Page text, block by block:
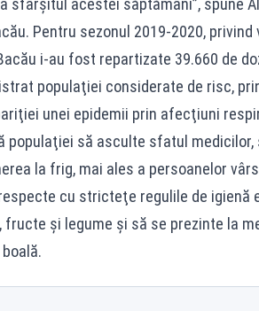
sfârşitul acestei săptămâni”, spune
Pentru sezonul 2019-2020,
i-au fost repartizate 39.660 de
populaţiei considerate de risc,
unei epidemii prin afecţiuni
populaţiei să asculte sfatul
la frig, mai ales a persoanelor
cu stricteţe regulile de igienă
fructe şi legume şi să se prezinte la